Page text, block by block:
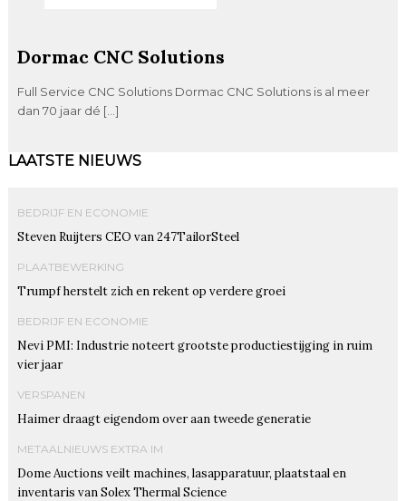
Dormac CNC Solutions
Full Service CNC Solutions Dormac CNC Solutions is al meer
dan 70 jaar dé […]
LAATSTE NIEUWS
BEDRIJF EN ECONOMIE
Steven Ruijters CEO van 247TailorSteel
PLAATBEWERKING
Trumpf herstelt zich en rekent op verdere groei
BEDRIJF EN ECONOMIE
Nevi PMI: Industrie noteert grootste productiestijging in ruim
vier jaar
VERSPANEN
Haimer draagt eigendom over aan tweede generatie
METAALNIEUWS EXTRA IM
Dome Auctions veilt machines, lasapparatuur, plaatstaal en
inventaris van Solex Thermal Science